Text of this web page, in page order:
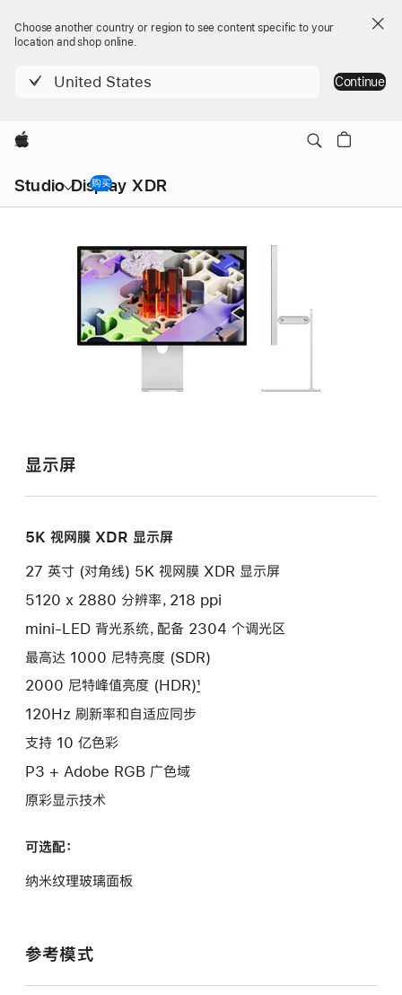
Choose another country or region to see content specific to your
location and shop online.
United States Continue
Apple
Studio Display XDR
航
购买Studio Display XDR
Display
格
显示屏
5K 视网膜 XDR 显示屏
27 英寸 (对角线) 5K 视网膜 XDR 显示屏
5120 x 2880 分辨率，218 ppi
mini-LED 背光系统，配备 2304 个调光区
最高达 1000 尼特亮度 (SDR)
2000 尼特峰值亮度 (HDR)1
120Hz 刷新率和自适应同步
支持 10 亿色彩
P3 + Adobe RGB 广色域
原彩显示技术
可选配：
纳米纹理玻璃面板
参考模式